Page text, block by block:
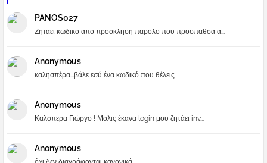
PANOS027
Ζηταει κωδικο απο προσκληση παρολο που προσπαθσα α...
Anonymous
καλησπέρα...βάλε εσύ ένα κωδικό που θέλεις
Anonymous
Καλσπερα Γιώργο ! Μόλις έκανα login μου ζητάει inv...
Anonymous